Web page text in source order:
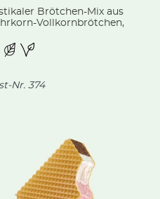
Brötchen-Mix aus
Vollkornbrötchen,
Nr. 374